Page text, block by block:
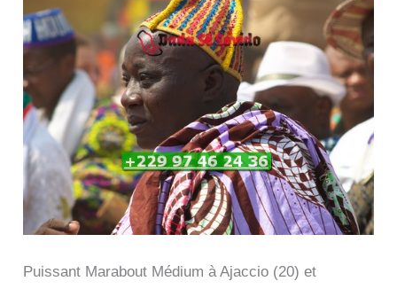
Puissant Marabout Médium à Ajaccio (20) et